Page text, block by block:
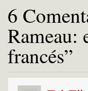
6
Rameau:
francés”